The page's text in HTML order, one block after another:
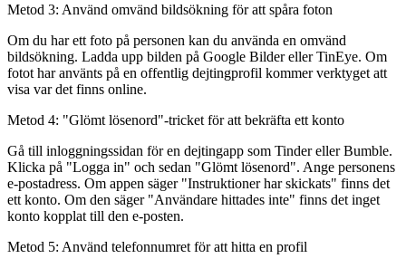
Metod 3: Använd omvänd bildsökning för att spåra foton
Om du har ett foto på personen kan du använda en omvänd
bildsökning. Ladda upp bilden på Google Bilder eller TinEye. Om
fotot har använts på en offentlig dejtingprofil kommer verktyget att
visa var det finns online.
Metod 4: "Glömt lösenord"-tricket för att bekräfta ett konto
Gå till inloggningssidan för en dejtingapp som Tinder eller Bumble.
Klicka på "Logga in" och sedan "Glömt lösenord". Ange personens
e-postadress. Om appen säger "Instruktioner har skickats" finns det
ett konto. Om den säger "Användare hittades inte" finns det inget
konto kopplat till den e-posten.
Metod 5: Använd telefonnumret för att hitta en profil